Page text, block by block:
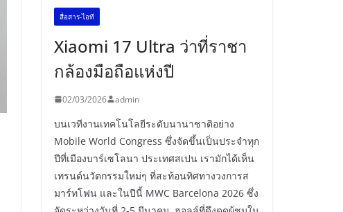
สื่อสาร-ไอที
Xiaomi 17 Ultra ว่าที่ราชา
กล้องมือถือแห่งปี
02/03/2026 admin
บนเวทีงานเทคโนโลยีระดับนานาชาติอย่าง
Mobile World Congress ซึ่งจัดขึ้นเป็นประจำทุก
ปีที่เมืองบาร์เซโลนา ประเทศสเปน เรามักได้เห็น
เทรนด์นวัตกรรมใหม่ๆ ที่สะท้อนทิศทางวงการส
มาร์ทโฟน และในปีนี้ MWC Barcelona 2026 ซึ่ง